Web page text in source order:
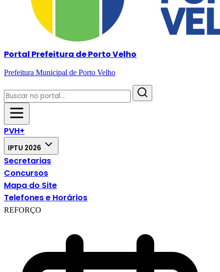
Portal Prefeitura de Porto Velho
Prefeitura Municipal de Porto Velho
PVH+
IPTU 2026
Secretarias
Concursos
Mapa do Site
Telefones e Horários
REFORÇO